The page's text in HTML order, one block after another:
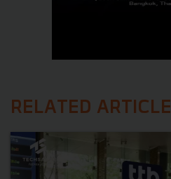
RELATED ARTICLE